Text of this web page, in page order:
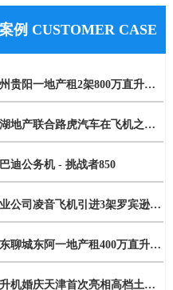
例 CUSTOMER CASE
贵州贵阳一地产租2架800万直升机空中看房
龙湖地产联合路虎汽车在飞机之家包机体验飞行
迪公务机 - 挑战者850
创业公司凌音飞机引进3架罗宾逊R44直升机将用于租赁和销售
山东聊城东阿一地产租400万直升机看房
直升机婚庆天津首次亮相高档土豪空中婚礼最高达88.88万